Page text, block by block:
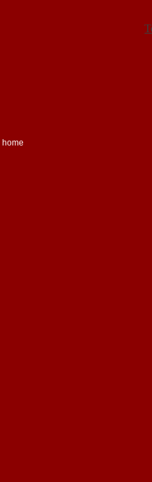
home